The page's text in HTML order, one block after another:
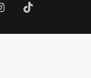
Instagram